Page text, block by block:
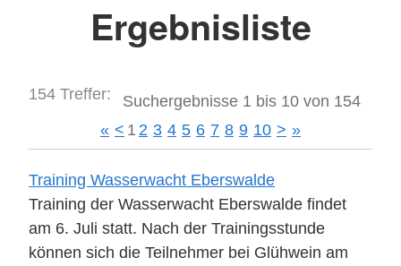
Ergebnisliste
154 Treffer:
Suchergebnisse 1 bis 10 von 154
« < 1 2 3 4 5 6 7 8 9 10 > »
Training Wasserwacht Eberswalde
Training der Wasserwacht Eberswalde findet
am 6. Juli statt. Nach der Trainingsstunde
können sich die Teilnehmer bei Glühwein am